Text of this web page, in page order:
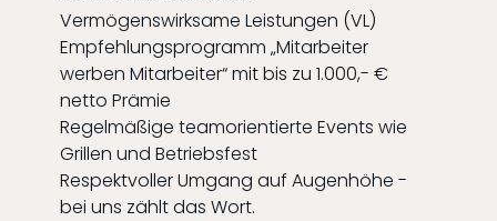
Vermögenswirksame Leistungen (VL)
Empfehlungsprogramm „Mitarbeiter
werben Mitarbeiter“ mit bis zu 1.000,- €
netto Prämie
Regelmäßige teamorientierte Events wie
Grillen und Betriebsfest
Respektvoller Umgang auf Augenhöhe -
bei uns zählt das Wort.